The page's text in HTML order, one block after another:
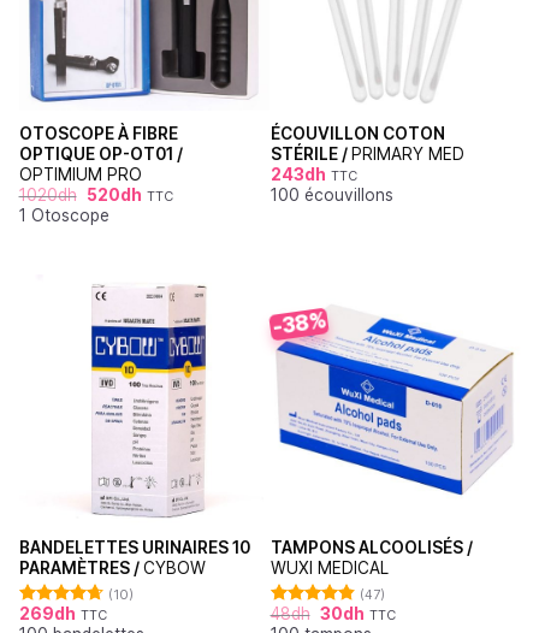
OTOSCOPE À FIBRE
OPTIQUE OP-OT01 /
OPTIMIUM PRO
1020dh 520dh TTC
1 Otoscope
ÉCOUVILLON COTON
STÉRILE / PRIMARY MED
243dh TTC
100 écouvillons
BANDELETTES URINAIRES 10
PARAMÈTRES /CYBOW
Note4.70
(10)
269dh TTC
-38%
TAMPONS ALCOOLISÉS /
WUXI MEDICAL
Note 4.87
(47)
48dh 30dh TTC